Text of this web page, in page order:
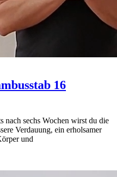
16
nach sechs Wochen wirst du die
Verdauung, ein erholsamer
und